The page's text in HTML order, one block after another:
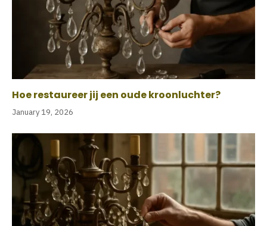
Hoe restaureer jij een oude kroonluchter?
January 19, 2026